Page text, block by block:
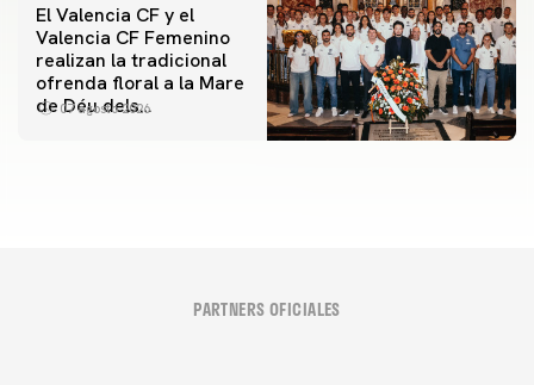
El Valencia CF y el
Valencia CF Femenino
realizan la tradicional
ofrenda floral a la Mare
de Déu dels
07 agosto 2026
PARTNERS OFICIALES